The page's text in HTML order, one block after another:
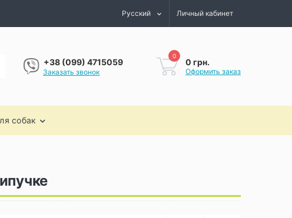
Русский Личный кабинет
+38 (099) 4715059
Заказать звонок
0
0 грн.
Оформить заказ
собак